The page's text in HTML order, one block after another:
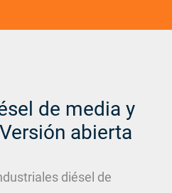
de media y
abierta
diésel de